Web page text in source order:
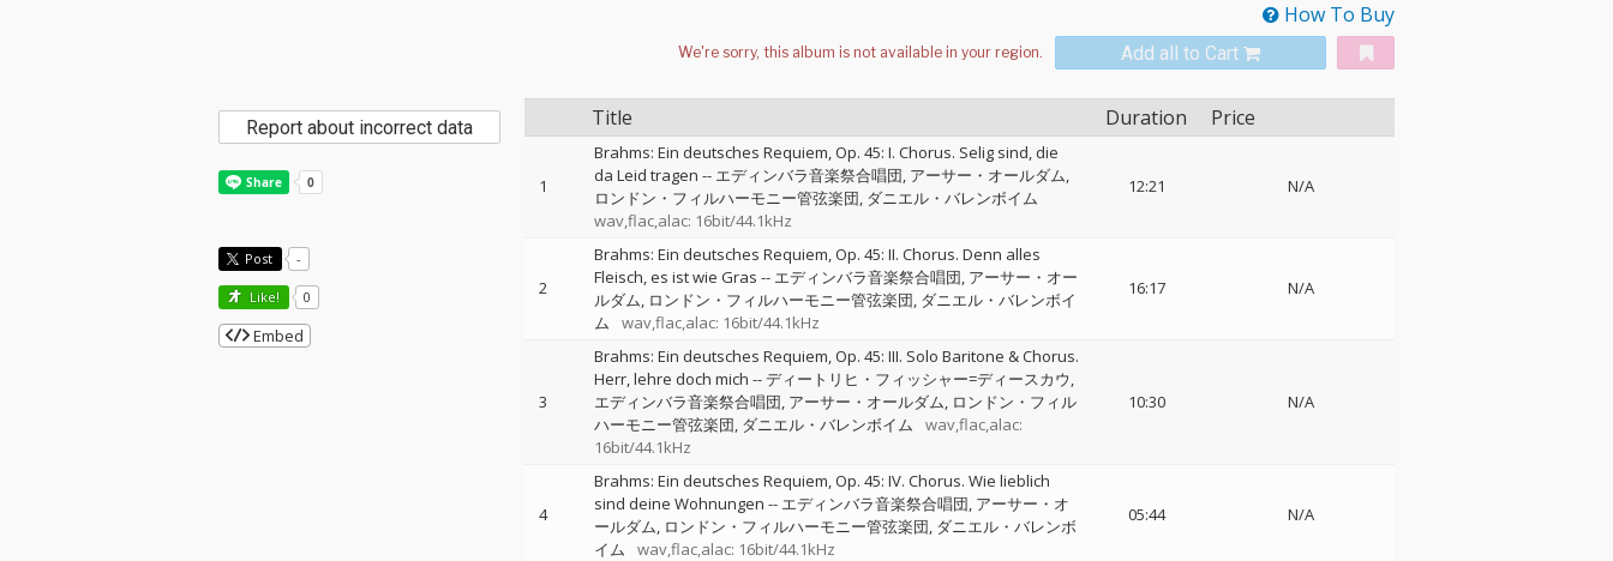
How To Buy
Add all to Cart
Title Duration Price
1
Brahms: Ein deutsches Requiem, Op. 45: I. Chorus. Selig sind, die
da Leid tragen -- エディンバラ音楽祭合唱団 アーサー・オールダム
ロンドン・フィルハーモニー管弦楽団 ダニエル・バレンボイム
wav,flac,alac: 16bit/44.1kHz
12:21 N/A
2
Brahms: Ein deutsches Requiem, Op. 45: II. Chorus. Denn alles
Fleisch, es ist wie Gras -- エディンバラ音楽祭合唱団 アーサー・オー
ルダム ロンドン・フィルハーモニー管弦楽団 ダニエル・バレンボイ
ム
wav,flac,alac: 16bit/44.1kHz
16:17 N/A
3
Brahms: Ein deutsches Requiem, Op. 45: III. Solo Baritone & Chorus.
Herr, lehre doch mich --ディートリヒ・フィッシャー=ディースカウ
エディンバラ音楽祭合唱団 アーサー・オールダム ロンドン・フィル
ハーモニー管弦楽団 ダニエル・バレンボイム
wav,flac,alac:
16bit/44.1kHz
10:30 N/A
4
Brahms: Ein deutsches Requiem, Op. 45: IV. Chorus. Wie lieblich
sind deine Wohnungen -- エディンバラ音楽祭合唱団 アーサー・オ
ールダム ロンドン・フィルハーモニー管弦楽団 ダニエル・バレンボ
イム
wav,flac,alac: 16bit/44.1kHz
05:44 N/A
Report about incorrect data
Post -
Like! 0
Embed